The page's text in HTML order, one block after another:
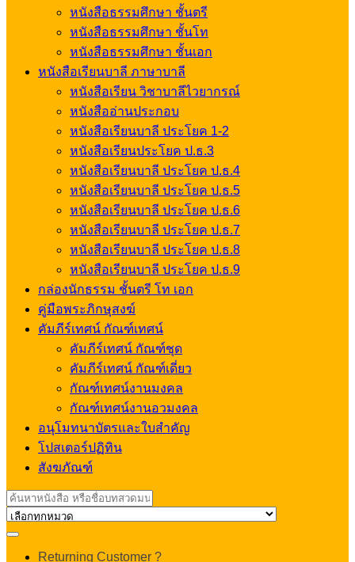
หนังสือธรรมศึกษา ชั้นตรี
หนังสือธรรมศึกษา ชั้นโท
หนังสือธรรมศึกษา ชั้นเอก
หนังสือเรียนบาลี ภาษาบาลี
หนังสือเรียน วิชาบาลีไวยากรณ์
หนังสืออ่านประกอบ
หนังสือเรียนบาลี ประโยค 1-2
หนังสือเรียนประโยค ป.ธ.3
หนังสือเรียนบาลี ประโยค ป.ธ.4
หนังสือเรียนบาลี ประโยค ป.ธ.5
หนังสือเรียนบาลี ประโยค ป.ธ.6
หนังสือเรียนบาลี ประโยค ป.ธ.7
หนังสือเรียนบาลี ประโยค ป.ธ.8
หนังสือเรียนบาลี ประโยค ป.ธ.9
กล่องนักธรรม ชั้นตรี โท เอก
คู่มือพระภิกษุสงฆ์
คัมภีร์เทศน์ กัณฑ์เทศน์
คัมภีร์เทศน์ กัณฑ์ชุด
คัมภีร์เทศน์ กัณฑ์เดี่ยว
กัณฑ์เทศน์งานมงคล
กัณฑ์เทศน์งานอวมงคล
อนุโมทนาบัตรและใบสำคัญ
โปสเตอร์ปฏิทิน
สังฆภัณฑ์
Search
for:
Returning Customer ?